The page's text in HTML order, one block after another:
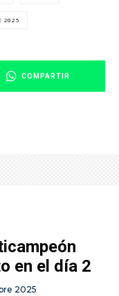
2025
COMPARTIR
en el día 2
2025